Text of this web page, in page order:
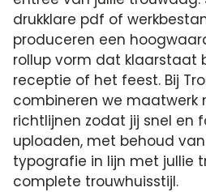
drukklare pdf of
produceren een
rollup vorm dat klaarstaat
receptie of het feest. Bij
combineren we maatwerk
richtlijnen zodat jij snel en
uploaden, met behoud
typografie in lijn met jullie
complete trouwhuisstijl.